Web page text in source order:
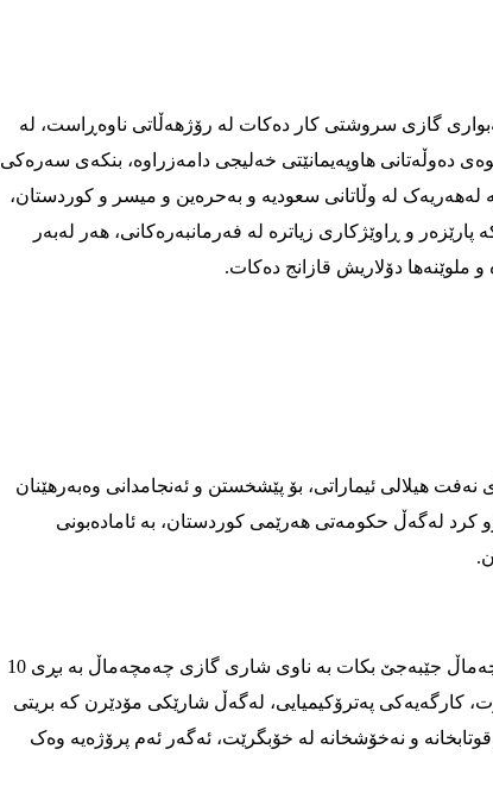
گازی سروشتی کار ده‌کات له‌ رۆژهه‌ڵاتی ناوه‌ڕاست، له‌
له‌ چوارچێوه‌ی ‌ده‌وڵه‌تانی هاوپه‌یمانێتی خه‌لیجی دامه‌زراوه،‌ بنکه‌ی سه‌ره‌کی
له‌هه‌ریه‌ک له‌ وڵاتانی سعودیه‌ و به‌حره‌ین و ميسر و کوردستان،
پارێزه‌ر و ڕاوێژکاری زیاتره‌ له‌ فه‌رمانبه‌ره‌کانی، هه‌ر له‌به‌ر
ملوێنه‌ها دۆلاریش قازانج ده‌کات.
نەفت هیلالی ئیماراتی، بۆ پێشخستن و ئەنجامدانی وەبەرهێنان
و چەمچەماڵ، گرێبەستێکی ٢٥ ساڵەیان واژو کرد له‌گه‌ڵ حکومه‌تی هه‌رێمی کوردستان، به‌ ئاماده‌بونی
پوخته‌ی گرێبه‌سته‌که‌ ئه‌وه‌یه‌ که‌ به‌نیاز بوه‌ پرۆژه‌یه‌کی گه‌وره‌ له‌ چه‌مچه‌ماڵ جێبه‌جێ بکات به‌ ناوی شاری گازی چه‌مچه‌ماڵ به‌ بڕی 10
کارگه‌یه‌کی په‌ترۆکیمیایی، له‌گه‌ڵ شارێکی مۆدێرن که‌ بریتی
قوتابخانه‌ و نه‌خۆشخانه له‌ خۆبگرێت‌، ئه‌گه‌ر ئه‌م پرۆژه‌یه‌ وه‌ک